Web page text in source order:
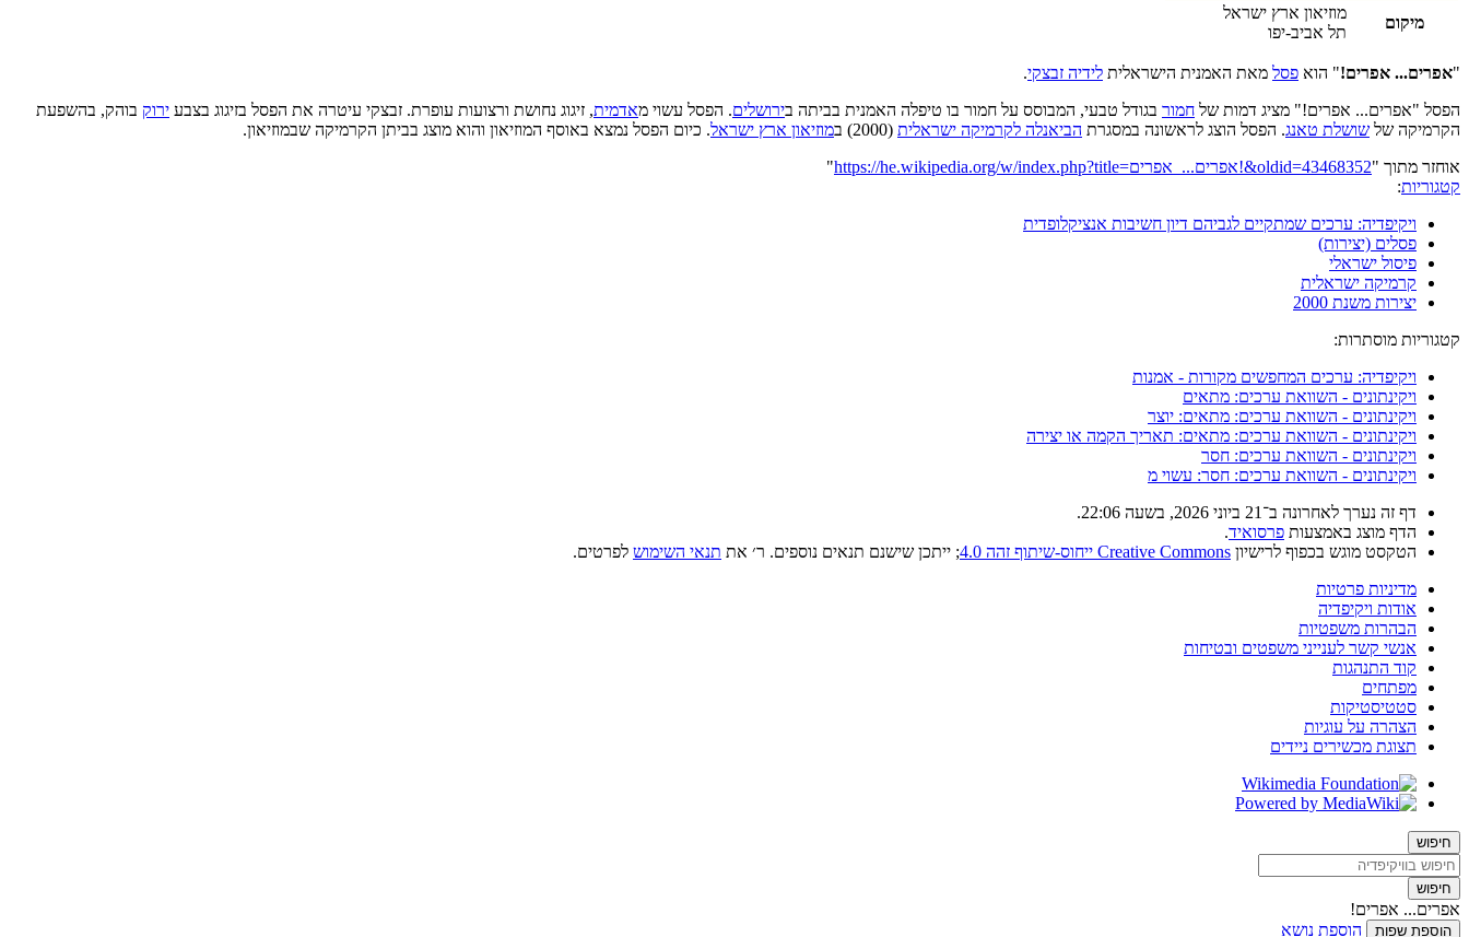
מיקום
מוזיאון ארץ ישראל
תל אביב-יפו
"אפרים... אפרים!" הוא פסל מאת האמנית הישראלית לידיה זבצקי.
הפסל "אפרים... אפרים!" מציג דמות של חמור בגודל טבעי, המבוסס על חמור בו טיפלה האמנית בביתה בירושלים. הפסל עשוי מאדמית, זיגוג נחושת ורצועות עופרת. זבצקי עיטרה את הפסל בזיגוג בצבע ירוק בוהק, בהשפעת
הקרמיקה של שושלת טאנג. הפסל הוצג לראשונה במסגרת הביאנלה לקרמיקה ישראלית (2000) ב מוזיאון ארץ ישראל. כיום הפסל נמצא באוסף המוזיאון והוא מוצג בביתן הקרמיקה שבמוזיאון.
אוחזר מתוך "https://he.wikipedia.org/w/index.php?title=אפרים..._אפרים!&oldid=43468352
"
קטגוריות:
ויקיפדיה: ערכים שמתקיים לגביהם דיון חשיבות אנציקלופדית
פסלים (יצירות)
פיסול ישראלי
קרמיקה ישראלית
יצירות משנת 2000
קטגוריות מוסתרות:
ויקיפדיה: ערכים המחפשים מקורות - אמנות
ויקינתונים - השוואת ערכים: מתאים
ויקינתונים - השוואת ערכים: מתאים: יוצר
ויקינתונים - השוואת ערכים: מתאים: תאריך הקמה או יצירה
ויקינתונים - השוואת ערכים: חסר
ויקינתונים - השוואת ערכים: חסר: עשוי מ
דף זה נערך לאחרונה ב־21 ביוני 2026, בשעה 22:06.
הדף מוצג באמצעות פרסואיד.
הטקסט מוגש בכפוף לרישיון Creative Commons ייחוס-שיתוף זהה 4.0 ; ייתכן שישנם תנאים נוספים. ר׳ את תנאי השימוש לפרטים.
מדיניות פרטיות
אודות ויקיפדיה
הבהרות משפטיות
אנשי קשר לענייני משפטים ובטיחות
קוד התנהגות
מפתחים
סטטיסטיקות
הצהרה על עוגיות
תצוגת מכשירים ניידים
חיפוש
חיפוש
אפרים... אפרים!
הוספת שפות הוספת נושא